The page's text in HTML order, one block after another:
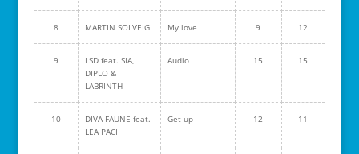
8 MARTIN SOLVEIG My love 9 12
9
LSD feat. SIA,
DIPLO &
LABRINTH
Audio 15 15
10
DIVA FAUNE feat.
LEA PACI
Get up 12 11